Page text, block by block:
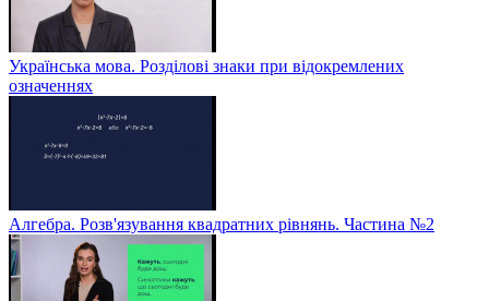
Українська мова. Розділові знаки при відокремлених
означеннях
Алгебра. Розв'язування квадратних рівнянь. Частина №2